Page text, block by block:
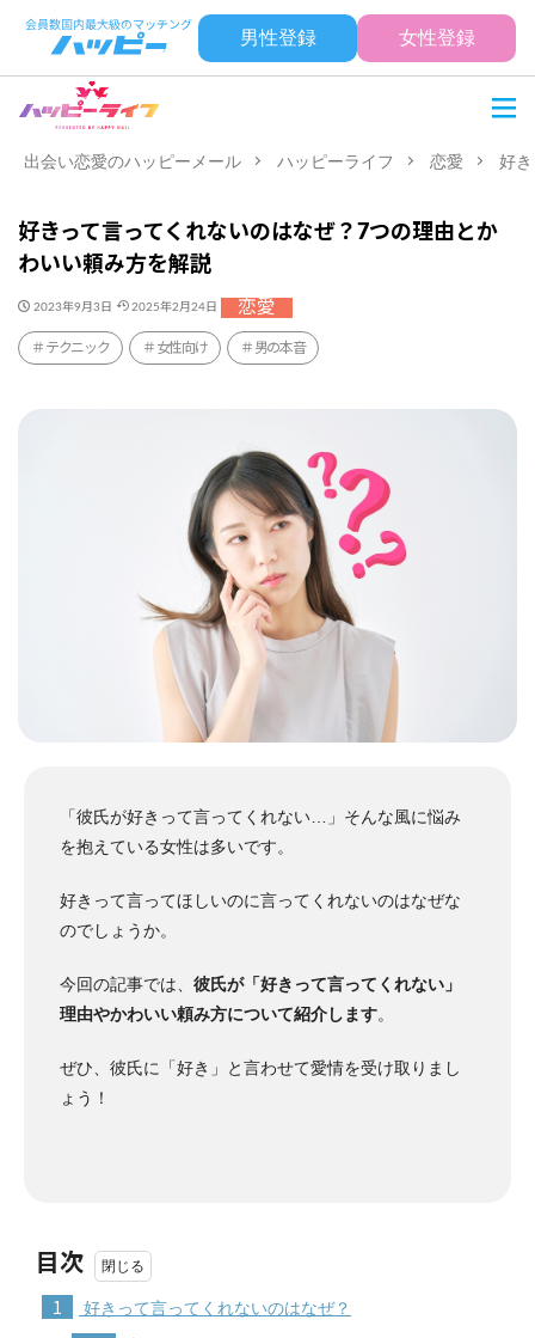
男性登録 女性登録
出会い恋愛のハッピーメール ハッピーライフ 恋愛 好
好きって言ってくれないのはなぜ？7つの理由とか
わいい頼み方を解説
2023年9月3日 2025年2月24日 恋愛
テクニック 女性向け 男の本音
「彼氏が好きって言ってくれない…」そんな風に悩み
を抱えている女性は多いです。
好きって言ってほしいのに言ってくれないのはなぜな
のでしょうか。
今回の記事では、 彼氏が「好きって言ってくれない」
理由やかわいい頼み方について紹介します。
ぜひ、彼氏に「好き」と言わせて愛情を受け取りまし
ょう！
目次
1 好きって言ってくれないのはなぜ？